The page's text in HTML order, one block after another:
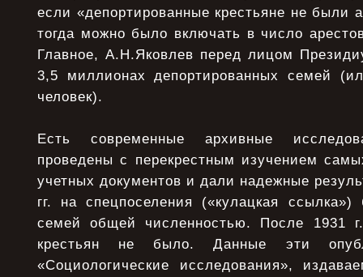
если «депортированные крестьяне не были
тогда можно было включать в число
Главное, А.Н.Яковлев перед лицом
3,5 миллионах депортированных семей
человек).
Есть современные архивные
проведены с перекрестным изучением
учетных документов и дали надежные
гг. на спецпоселения («кулацкая
семей общей численностью. После 1931
крестьян не было. Данные эти
«Социологические исследования»,